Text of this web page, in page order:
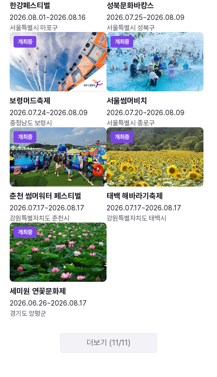
한강페스티벌
2026.08.01~2026.08.16
서울특별시 마포구
성북문화바캉스
2026.07.25~2026.08.09
서울특별시 성북구
개최중
보령머드축제
2026.07.24~2026.08.09
충청남도 보령시
개최중
서울썸머비치
2026.07.20~2026.08.09
서울특별시 종로구
개최중
춘천 썸머워터 페스티벌
2026.07.17~2026.08.17
강원특별자치도 춘천시
개최중
태백 해바라기축제
2026.07.17~2026.08.17
강원특별자치도 태백시
개최중
세미원 연꽃문화제
2026.06.26~2026.08.17
경기도 양평군
더보기 (11/11)